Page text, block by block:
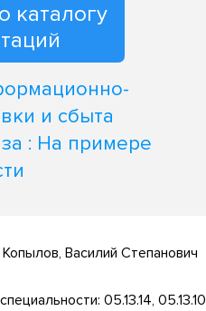
каталогу
и сбыта
: На примере
Копылов, Василий Степанович
05.13.14, 05.13.10